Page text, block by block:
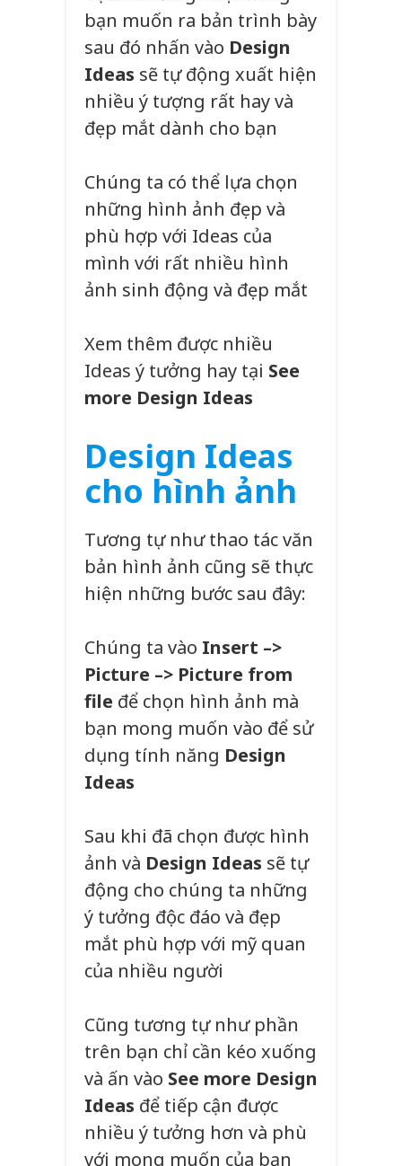
bạn muốn ra bản trình bày
sau đó nhấn vào Design
Ideas sẽ tự động xuất hiện
nhiều ý tượng rất hay và
đẹp mắt dành cho bạn
Chúng ta có thể lựa chọn
những hình ảnh đẹp và
phù hợp với Ideas của
mình với rất nhiều hình
ảnh sinh động và đẹp mắt
Xem thêm được nhiều
Ideas ý tưởng hay tại See
more Design Ideas
Design Ideas
cho hình ảnh
Tương tự như thao tác văn
bản hình ảnh cũng sẽ thực
hiện những bước sau đây:
Chúng ta vào Insert –>
Picture –> Picture from
file để chọn hình ảnh mà
bạn mong muốn vào để sử
dụng tính năng Design
Ideas
Sau khi đã chọn được hình
ảnh và Design Ideas sẽ tự
động cho chúng ta những
ý tưởng độc đáo và đẹp
mắt phù hợp với mỹ quan
của nhiều người
Cũng tương tự như phần
trên bạn chỉ cần kéo xuống
và ấn vào See more Design
Ideas để tiếp cận được
nhiều ý tưởng hơn và phù
với mong muốn của bạn